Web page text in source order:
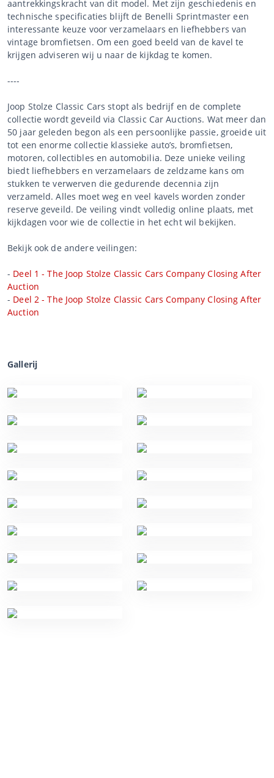
aantrekkingskracht van dit model. Met zijn geschiedenis en
technische specificaties blijft de Benelli Sprintmaster een
interessante keuze voor verzamelaars en liefhebbers van
vintage bromfietsen. Om een goed beeld van de kavel te
krijgen adviseren wij u naar de kijkdag te komen.
----
Joop Stolze Classic Cars stopt als bedrijf en de complete
collectie wordt geveild via Classic Car Auctions. Wat meer dan
50 jaar geleden begon als een persoonlijke passie, groeide uit
tot een enorme collectie klassieke auto’s, bromfietsen,
motoren, collectibles en automobilia. Deze unieke veiling
biedt liefhebbers en verzamelaars de zeldzame kans om
stukken te verwerven die gedurende decennia zijn
verzameld. Alles moet weg en veel kavels worden zonder
reserve geveild. De veiling vindt volledig online plaats, met
kijkdagen voor wie de collectie in het echt wil bekijken.
Bekijk ook de andere veilingen:
- Deel 1 - The Joop Stolze Classic Cars Company Closing After
Auction
- Deel 2 - The Joop Stolze Classic Cars Company Closing After
Auction
Gallerij